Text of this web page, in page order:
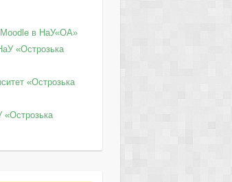
в НаУ«ОА»
«Острозька
«Острозька
«Острозька